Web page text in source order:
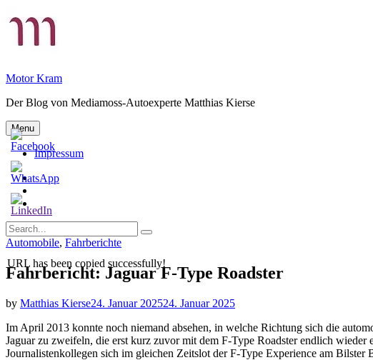
to
Motor Kram
Der Blog von Mediamoss-Autoexperte Matthias Kierse
Menu
Impressum
Privatsphäre-
Privatsphäre-
Einstellungen
widerrufen
Search
for:
Search
Categories
Automobile, Fahrberichte
Fahrbericht: Jaguar F-Type Roadster
by Matthias Kierse24. Januar 202524. Januar 2025
Im April 2013 konnte noch niemand absehen, in welche Richtung sich die
Jaguar zu zweifeln, die erst kurz zuvor mit dem F-Type Roadster endlich
Journalistenkollegen sich im gleichen Zeitslot der F-Type Experience am
URL has been copied successfully!